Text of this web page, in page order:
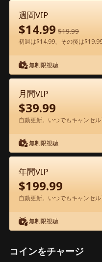
アプ
エピソード37 -
ル
0-49 50-86
37
週間VIP
$14.99 $19.99
初週は$14.99、その後は
無制限視聴
月間VIP
$39.99
自動更新。いつでもキャンセ
無制限視聴
年間VIP
$199.99
自動更新。いつでもキャンセ
無制限視聴
コインをチャージ